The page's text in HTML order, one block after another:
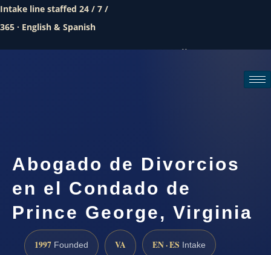
Intake line staffed 24 / 7 /
365 · English & Spanish
Call (888) 437-7747
Abogado de Divorcios
en el Condado de
Prince George, Virginia
1997 Founded VA EN · ES Intake